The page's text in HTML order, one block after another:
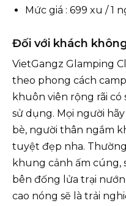
Mức giá : 699 xu / 1
Đối với khách
VietGangz Glamping
theo phong cách
khuôn viên rộng rãi có
sử dụng. Mọi người
bè, người thân ngắm
tuyệt đẹp nha.
khung cảnh ấm cúng,
bên đống lửa trại
cao nóng sẽ là trải